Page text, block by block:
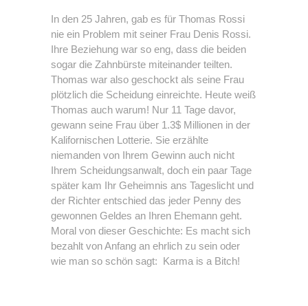
In den 25 Jahren, gab es für Thomas Rossi
nie ein Problem mit seiner Frau Denis Rossi.
Ihre Beziehung war so eng, dass die beiden
sogar die Zahnbürste miteinander teilten.
Thomas war also geschockt als seine Frau
plötzlich die Scheidung einreichte. Heute weiß
Thomas auch warum! Nur 11 Tage davor,
gewann seine Frau über 1.3$ Millionen in der
Kalifornischen Lotterie. Sie erzählte
niemanden von Ihrem Gewinn auch nicht
Ihrem Scheidungsanwalt, doch ein paar Tage
später kam Ihr Geheimnis ans Tageslicht und
der Richter entschied das jeder Penny des
gewonnen Geldes an Ihren Ehemann geht.
Moral von dieser Geschichte: Es macht sich
bezahlt von Anfang an ehrlich zu sein oder
wie man so schön sagt: Karma is a Bitch!